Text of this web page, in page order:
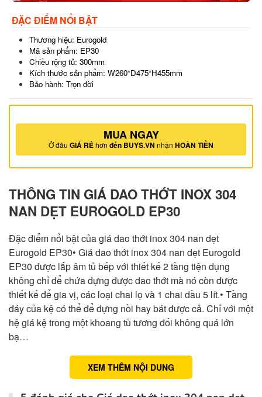
ĐẶC ĐIỂM NỔI BẬT
Thương hiệu: Eurogold
Mã sản phẩm: EP30
Chiều rộng tủ: 300mm
Kích thước sản phẩm: W260*D475*H455mm
Bảo hành: Trọn đời
MUA NGAY
Ở đâu GIÁ RẺhơn đến BUYS.VN nhận HOÀN TIỀN
THÔNG TIN GIÁ DAO THỚT INOX 304
NAN DẸT EUROGOLD EP30
Đặc điểm nổi bật của giá dao thớt inox 304 nan dẹt
Eurogold EP30• Giá dao thớt inox 304 nan dẹt Eurogold
EP30 được lắp âm tủ bếp với thiết kế 2 tầng tiện dụng
không chỉ để chứa đựng được dao thớt mà nó còn được
thiết kế để gia vị, các loại chai lọ và 1 chai dầu 5 lít.• Tầng
đáy của kệ có thể để đựng nồi hay bát được cả. Chỉ với một
hệ giá kệ trong một khoang tủ tương đối không quá lớn
bạ…
XEM THÊM NỘI DUNG